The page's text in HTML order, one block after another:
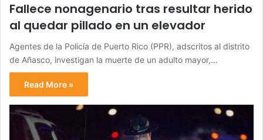
Fallece nonagenario tras resultar herido
al quedar pillado en un elevador
Agentes de la Policía de Puerto Rico (PPR), adscritos al distrito
de Añasco, investigan la muerte de un adulto mayor,…
Read More »